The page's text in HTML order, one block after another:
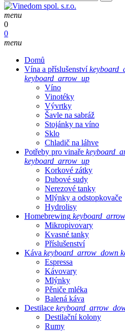
menu
0
0
menu
Domů
Vína a příslušenství
keyboard_arrow_up
Víno
Vinotéky
Vývrtky
Šavle na sabráž
Stojánky na víno
Sklo
Chladič na láhve
Potřeby pro vinaře
keyboard_arrow_up
Korkové zátky
Dubové sudy
Nerezové tanky
Mlýnky a odstopkovače
Hydrolisy
Homebrewing
Mikropivovary
Kvasné tanky
Příslušenství
Káva keyboard_arrow_down
Espressa
Kávovary
Mlýnky
Pěniče mléka
Balená káva
Destilace
Destilační kolony
Rumy